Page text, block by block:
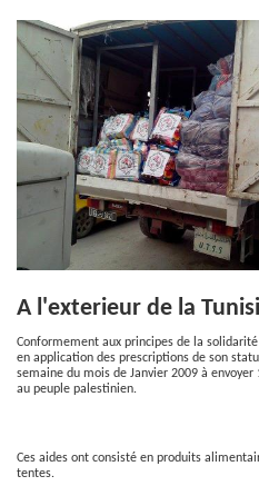
A l'exterieur de la
Conformement aux principes de la solidarité
en application des prescriptions de son
semaine du mois de Janvier 2009 à envoyer
au peuple palestinien.
Ces aides ont consisté en produits
tentes.